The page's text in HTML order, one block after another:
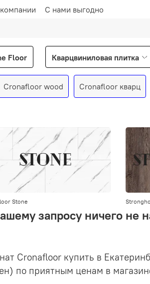
С нами выгодно
Floor Кварцвиниловая плитка
Cronafloor wood Cronafloor кварц
Stone
запросу ничего не
Cronafloor купить в
по приятным ценам в